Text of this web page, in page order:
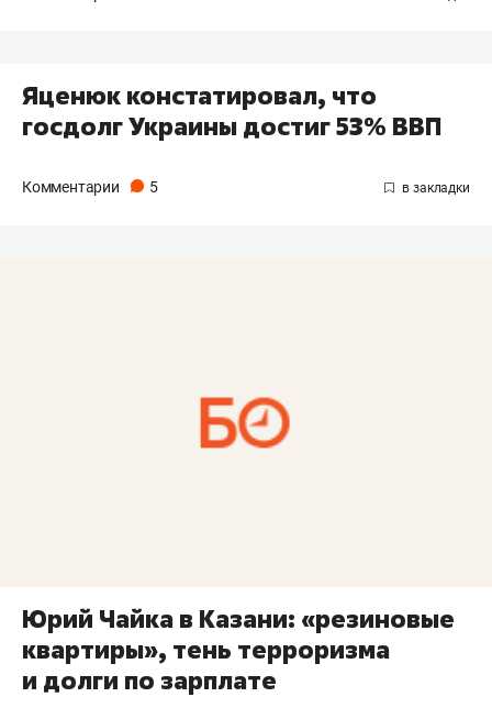
Яценюк констатировал, что
госдолг Украины достиг 53% ВВП
Комментарии 5
Юрий Чайка в Казани: «резиновые
квартиры», тень терроризма
и долги по зарплате